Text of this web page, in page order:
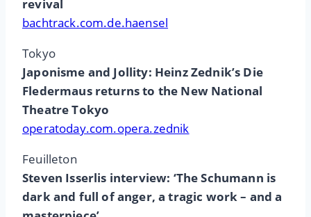
revival
bachtrack.com.de.haensel
Tokyo
Japonisme and Jollity: Heinz Zednik’s Die
Fledermaus returns to the New National
Theatre Tokyo
operatoday.com.opera.zednik
Feuilleton
Steven Isserlis interview: ‘The Schumann is
dark and full of anger, a tragic work – and a